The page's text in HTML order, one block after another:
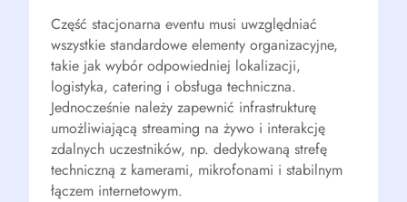
Część stacjonarna eventu musi uwzględniać
wszystkie standardowe elementy organizacyjne,
takie jak wybór odpowiedniej lokalizacji,
logistyka, catering i obsługa techniczna.
Jednocześnie należy zapewnić infrastrukturę
umożliwiającą streaming na żywo i interakcję
zdalnych uczestników, np. dedykowaną strefę
techniczną z kamerami, mikrofonami i stabilnym
łączem internetowym.